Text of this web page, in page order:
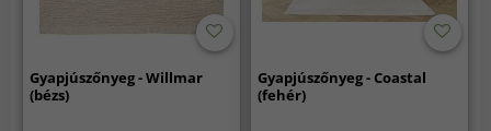
Gyapjúszőnyeg - Willmar
(bézs)
Gyapjúszőnyeg - Coastal
(fehér)